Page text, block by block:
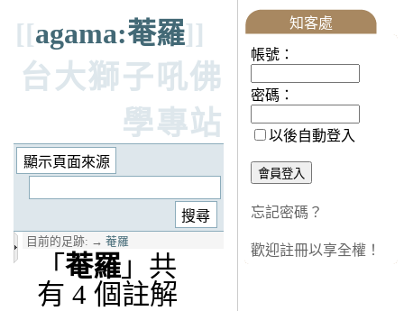
[[agama:菴羅]]
台大獅子吼佛
學專站
目前的足跡: → 菴羅
「 菴羅 」共
有 4 個註解
知客處
帳號：
密碼：
以後自動登入
忘記密碼？
歡迎註冊以享全權！